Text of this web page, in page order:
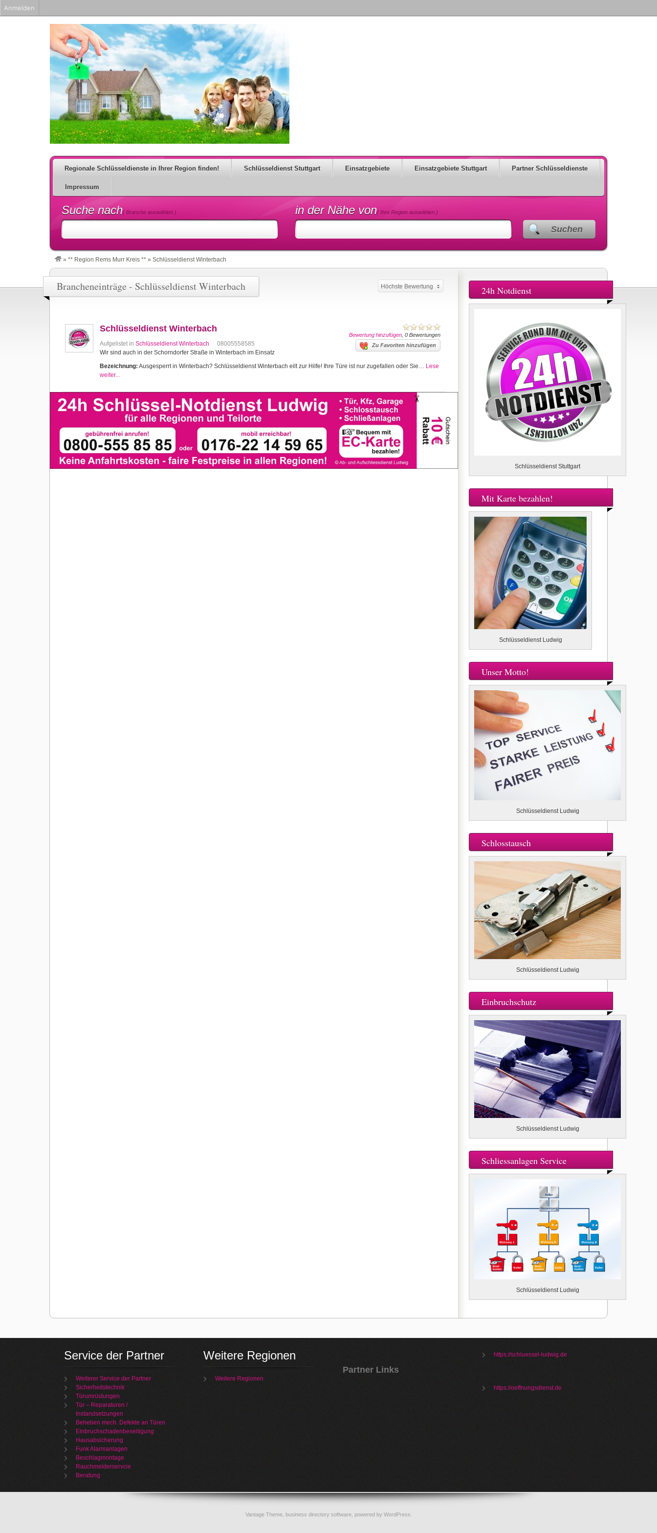
Regionale Schlüsseldienste in Ihrer Region finden! Schlüsseldienst Stuttgart Einsatzgebiete Einsatzgebiete Stuttgart Partner Schlüsseldienste
Impressum
Suche nach( Branche auswählen ) in der Nähe von( Ihre Region auswählen )
Suchen
» ** Region Rems Murr Kreis ** » Schlüsseldienst Winterbach
Brancheneinträge - Schlüsseldienst Winterbach Höchste Bewertung
Bewertung hinzufügen , 0 Bewertungen
Schlüsseldienst Winterbach
Aufgelistet in Schlüsseldienst Winterbach Zu Favoriten hinzufügen
08005558585
Wir sind auch in der Schorndorfer Straße in Winterbach im Einsatz
Bezeichnung: Ausgesperrt in Winterbach? Schlüsseldienst Winterbach eilt zur Hilfe! Ihre Türe ist nur zugefallen oder Sie… Lese
weiter...
24h Notdienst
Schlüsseldienst Stuttgart
Mit Karte bezahlen!
Schlüsseldienst Ludwig
Unser Motto!
Schlüsseldienst Ludwig
Schlosstausch
Schlüsseldienst Ludwig
Einbruchschutz
Schlüsseldienst Ludwig
Schliessanlagen Service
Schlüsseldienst Ludwig
Service der Partner
Weiterer Service der Partner
Sicherheitstechnik
Türumrüstungen
Tür – Reparaturen /
Instandsetzungen
Beheben mech. Defekte an Türen
Einbruchschadenbeseitigung
Hausabsicherung
Funk Alarmanlagen
Beschlagmontage
Rauchmelderservcie
Beratung
Weitere Regionen
Weitere Regionen
Partner Links
https://schluessel-ludwig.de
https://oeffnungsdienst.de
Vantage Theme, business directory software, powered by WordPress
Anmelden